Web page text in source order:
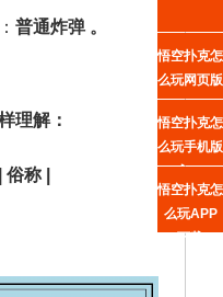
普通炸弹 。
理解：
称 |
悟空扑克怎
么玩网页版
悟空扑克怎
么玩手机版
入口
悟空扑克怎
么玩APP
下载